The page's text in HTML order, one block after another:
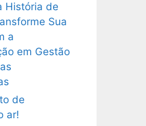
História de
Sua
a
em Gestão
de
ar!